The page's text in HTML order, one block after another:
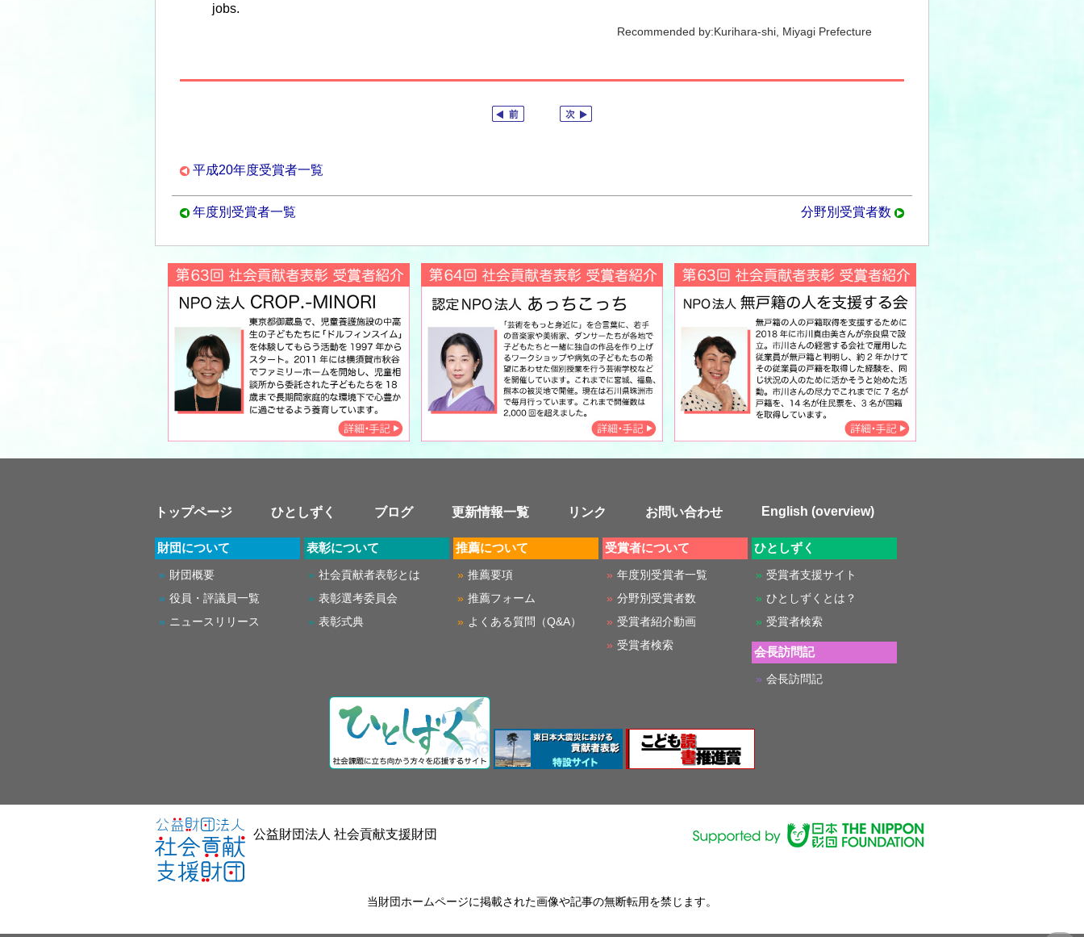
jobs.
Recommended by:Kurihara-shi, Miyagi Prefecture
平成20年度受賞者一覧
年度別受賞者一覧 分野別受賞者数
トップページ ひとしずく ブログ 更新情報一覧 リンク お問い合わせ English (overview)
財団について
財団概要
役員・評議員一覧
ニュースリリース
表彰について
社会貢献者表彰とは
表彰選考委員会
表彰式典
推薦について
推薦要項
推薦フォーム
よくある質問（Q&A）
受賞者について
年度別受賞者一覧
分野別受賞者数
受賞者紹介動画
受賞者検索
ひとしずく
受賞者支援サイト
ひとしずくとは？
受賞者検索
会長訪問記
会長訪問記
公益財団法人 社会貢献支援財団
当財団ホームページに掲載された画像や記事の無断転用を禁じます。